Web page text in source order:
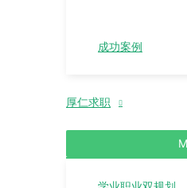
成功案例
厚仁求职